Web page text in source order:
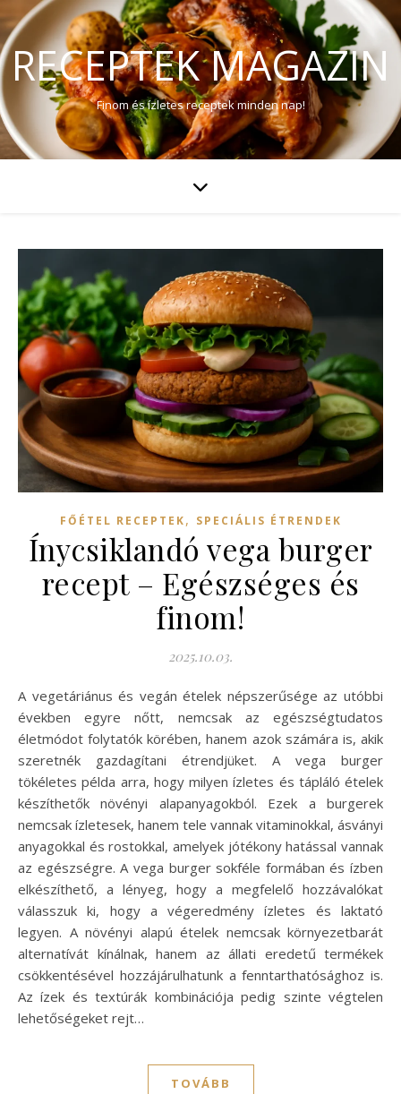
RECEPTEK MAGAZIN
Finom és ízletes receptek minden nap!
FŐÉTEL RECEPTEK, SPECIÁLIS ÉTRENDEK
Ínycsiklandó vega burger
recept – Egészséges és
finom!
2025.10.03.
A vegetáriánus és vegán ételek népszerűsége az utóbbi
években egyre nőtt, nemcsak az egészségtudatos
életmódot folytatók körében, hanem azok számára is, akik
szeretnék gazdagítani étrendjüket. A vega burger
tökéletes példa arra, hogy milyen ízletes és tápláló ételek
készíthetők növényi alapanyagokból. Ezek a burgerek
nemcsak ízletesek, hanem tele vannak vitaminokkal, ásványi
anyagokkal és rostokkal, amelyek jótékony hatással vannak
az egészségre. A vega burger sokféle formában és ízben
elkészíthető, a lényeg, hogy a megfelelő hozzávalókat
válasszuk ki, hogy a végeredmény ízletes és laktató
legyen. A növényi alapú ételek nemcsak környezetbarát
alternatívát kínálnak, hanem az állati eredetű termékek
csökkentésével hozzájárulhatunk a fenntarthatósághoz is.
Az ízek és textúrák kombinációja pedig szinte végtelen
lehetőségeket rejt…
TOVÁBB